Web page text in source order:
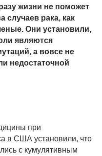
жизни не поможет
случаев рака, как
Они установили,
являются
а вовсе не
недостаточной
при
в США установили, что
с кумулятивным